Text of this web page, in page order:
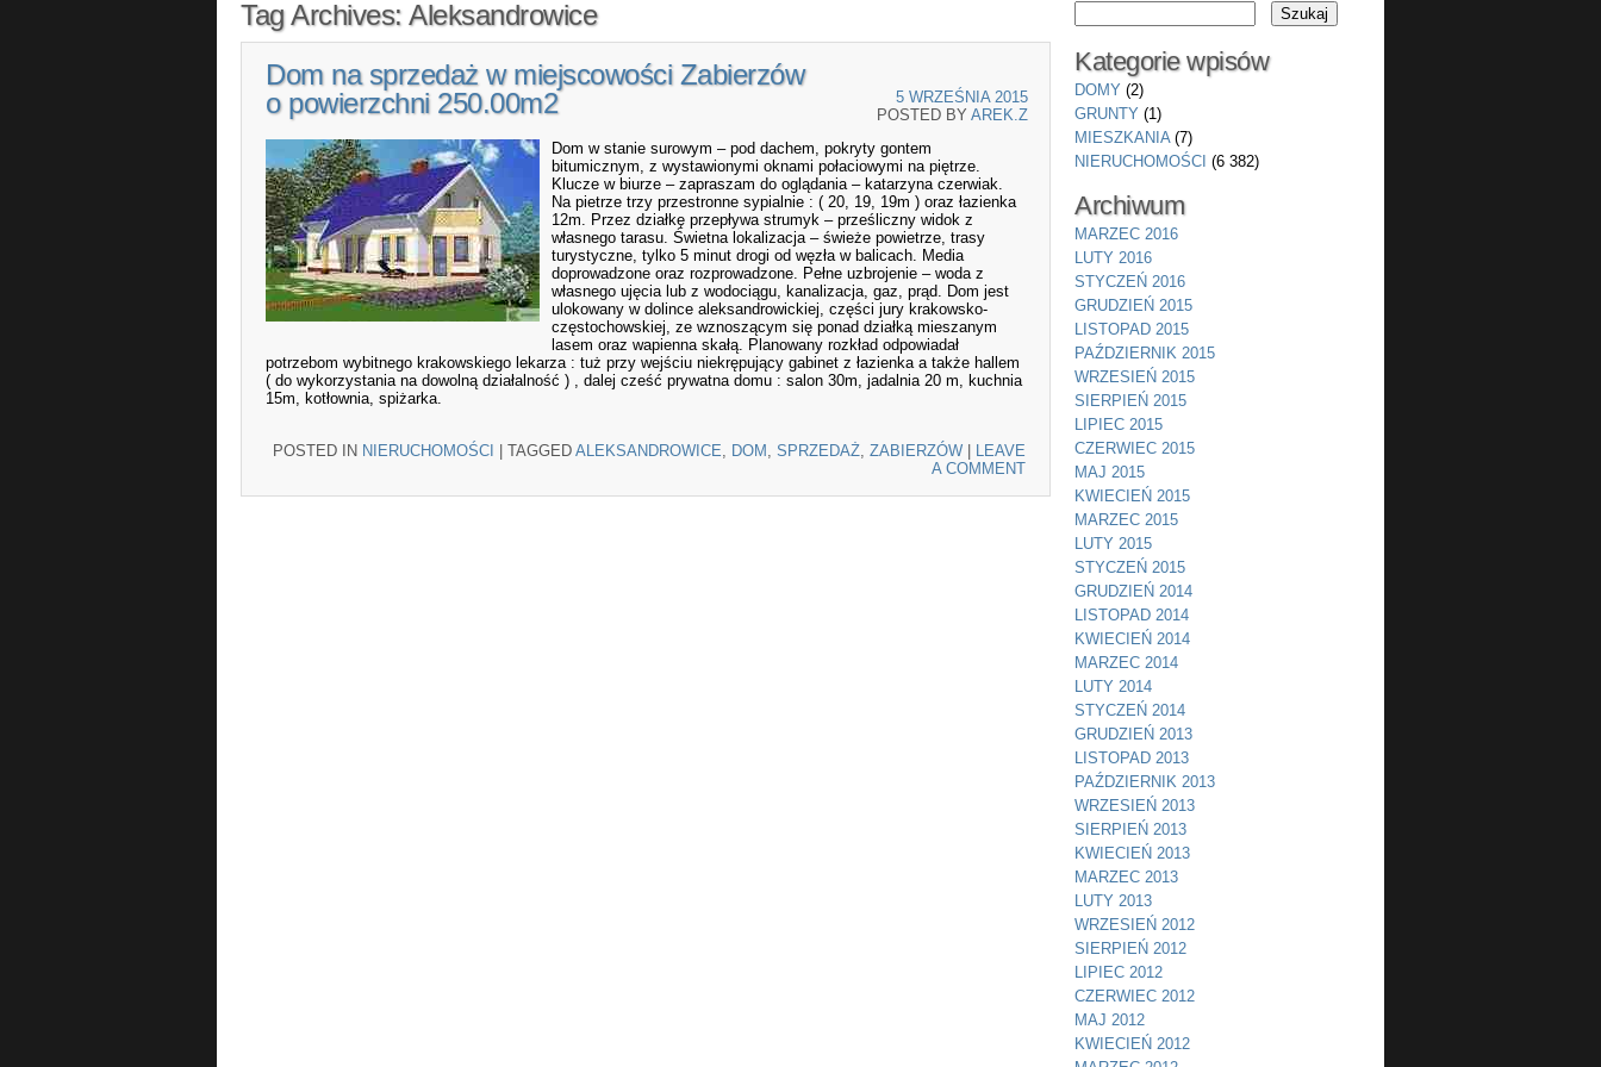
Tag Archives: Aleksandrowice
Dom na sprzedaż w miejscowości Zabierzów
o powierzchni 250.00m2
5 WRZEŚNIA 2015
POSTED BY AREK.Z
Dom w stanie surowym – pod dachem, pokryty gontem
bitumicznym, z wystawionymi oknami połaciowymi na piętrze.
Klucze w biurze – zapraszam do oglądania – katarzyna czerwiak.
Na pietrze trzy przestronne sypialnie : ( 20, 19, 19m ) oraz łazienka
12m. Przez działkę przepływa strumyk – prześliczny widok z
własnego tarasu. Świetna lokalizacja – świeże powietrze, trasy
turystyczne, tylko 5 minut drogi od węzła w balicach. Media
doprowadzone oraz rozprowadzone. Pełne uzbrojenie – woda z
własnego ujęcia lub z wodociągu, kanalizacja, gaz, prąd. Dom jest
ulokowany w dolince aleksandrowickiej, części jury krakowsko-
częstochowskiej, ze wznoszącym się ponad działką mieszanym
lasem oraz wapienna skałą. Planowany rozkład odpowiadał
potrzebom wybitnego krakowskiego lekarza : tuż przy wejściu niekrępujący gabinet z łazienka a także hallem
( do wykorzystania na dowolną działalność ) , dalej cześć prywatna domu : salon 30m, jadalnia 20 m, kuchnia
15m, kotłownia, spiżarka.
POSTED IN NIERUCHOMOŚCI TAGGED ALEKSANDROWICE DOM SPRZEDAŻ ZABIERZÓW
LEAVE
A COMMENT
Kategorie wpisów
DOMY (2)
GRUNTY (1)
MIESZKANIA(7)
NIERUCHOMOŚCI (6 382)
Archiwum
MARZEC 2016
LUTY 2016
STYCZEŃ 2016
GRUDZIEŃ 2015
LISTOPAD 2015
PAŹDZIERNIK 2015
WRZESIEŃ 2015
SIERPIEŃ 2015
LIPIEC 2015
CZERWIEC 2015
MAJ 2015
KWIECIEŃ 2015
MARZEC 2015
LUTY 2015
STYCZEŃ 2015
GRUDZIEŃ 2014
LISTOPAD 2014
KWIECIEŃ 2014
MARZEC 2014
LUTY 2014
STYCZEŃ 2014
GRUDZIEŃ 2013
LISTOPAD 2013
PAŹDZIERNIK 2013
WRZESIEŃ 2013
SIERPIEŃ 2013
KWIECIEŃ 2013
MARZEC 2013
LUTY 2013
WRZESIEŃ 2012
SIERPIEŃ 2012
LIPIEC 2012
CZERWIEC 2012
MAJ 2012
KWIECIEŃ 2012